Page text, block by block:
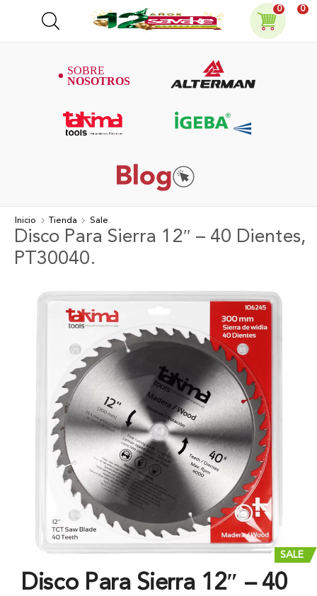
0 0
Inicio Tienda Sale
Disco Para Sierra 12″ – 40 Dientes,
PT30040.
SALE
Disco Para Sierra 12″ – 40